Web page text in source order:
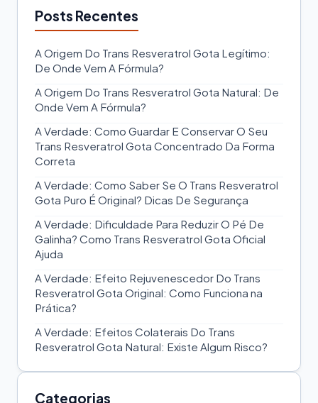
Posts Recentes
A Origem Do Trans Resveratrol Gota Legítimo:
De Onde Vem A Fórmula?
A Origem Do Trans Resveratrol Gota Natural: De
Onde Vem A Fórmula?
A Verdade: Como Guardar E Conservar O Seu
Trans Resveratrol Gota Concentrado Da Forma
Correta
A Verdade: Como Saber Se O Trans Resveratrol
Gota Puro É Original? Dicas De Segurança
A Verdade: Dificuldade Para Reduzir O Pé De
Galinha? Como Trans Resveratrol Gota Oficial
Ajuda
A Verdade: Efeito Rejuvenescedor Do Trans
Resveratrol Gota Original: Como Funciona na
Prática?
A Verdade: Efeitos Colaterais Do Trans
Resveratrol Gota Natural: Existe Algum Risco?
Categorias